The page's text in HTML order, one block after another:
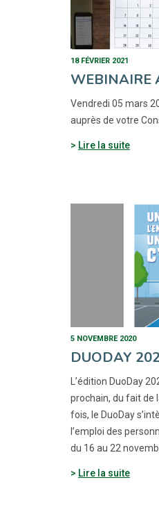
18 FÉVRIER 2021
WEBINAIRE
Vendredi 05 mars
auprès de votre
Lire la suite
5 NOVEMBRE 2020
DUODAY
L’édition DuoDay
prochain, du fait de
fois, le DuoDay
l’emploi des
du 16 au 22
Lire la suite